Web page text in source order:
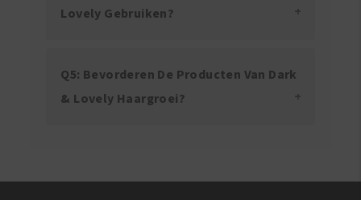
Lovely Gebruiken?
Q5: Bevorderen De Producten Van Dark
& Lovely Haargroei?